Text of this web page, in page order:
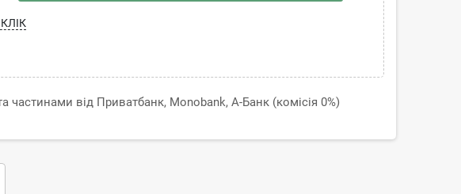
частинами від Приватбанк, Monobank, А-Банк (комісія 0%)